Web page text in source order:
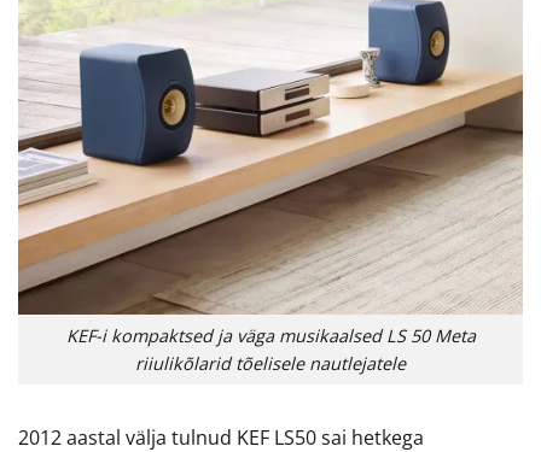
KEF-i kompaktsed ja väga musikaalsed LS 50 Meta
riiulikõlarid tõelisele nautlejatele
2012 aastal välja tulnud KEF LS50 sai hetkega